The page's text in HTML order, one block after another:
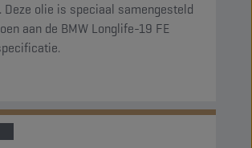
Deze olie is speciaal samengesteld
aan de BMW Longlife-19 FE